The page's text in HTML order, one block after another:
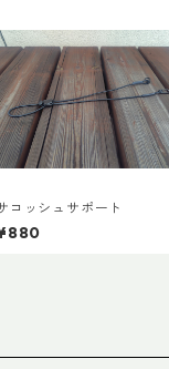
コッシュサポート